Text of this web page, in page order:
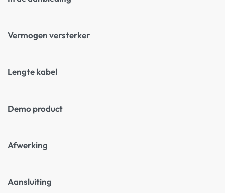
Vermogen versterker
Lengte kabel
Demo product
Afwerking
Aansluiting